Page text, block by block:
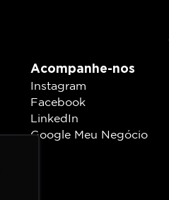
Acompanhe-nos
Instagram
Facebook
LinkedIn
Google Meu Negócio